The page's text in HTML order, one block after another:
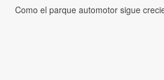
Como el parque automotor sigue